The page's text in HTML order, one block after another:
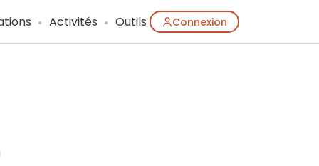
Activités Outils Connexion